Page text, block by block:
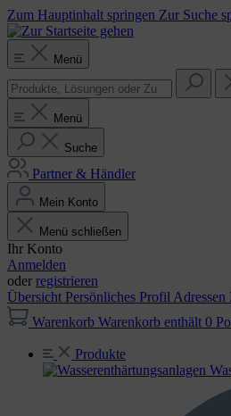
Zum Hauptinhalt springen Zur Suche
Menü
Menü
Suche
Partner & Händler
Mein Konto
Menü schließen
Ihr Konto
Anmelden
oder registrieren
Übersicht Persönliches Profil Adressen
Warenkorb Warenkorb enthält 0
Produkte